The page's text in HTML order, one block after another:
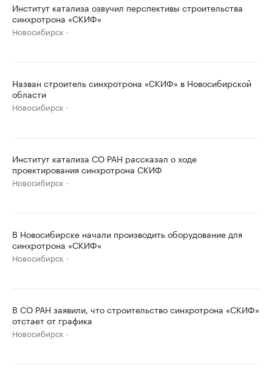
Институт катализа озвучил перспективы строительства
синхротрона «СКИФ»
Новосибирск
Назван строитель синхротрона «СКИФ» в Новосибирской
области
Новосибирск
Институт катализа СО РАН рассказал о ходе
проектирования синхротрона СКИФ
Новосибирск
В Новосибирске начали производить оборудование для
синхротрона «СКИФ»
Новосибирск
В СО РАН заявили, что строительство синхротрона «СКИФ»
отстает от графика
Новосибирск